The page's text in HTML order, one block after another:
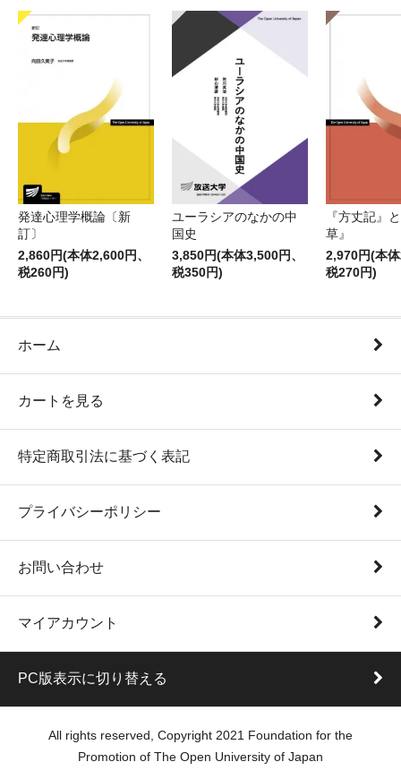
発達心理学概論〔新
訂〕
2,860円(本体2,600円、
税260円)
ユーラシアのなかの中
国史
3,850円(本体3,500円、
税350円)
『方丈記』
草』
2,970円(本
税270円)
ホーム
カートを見る
特定商取引法に基づく表記
プライバシーポリシー
お問い合わせ
マイアカウント
PC版表示に切り替える
All rights reserved, Copyright 2021 Foundation for the
Promotion of The Open University of Japan